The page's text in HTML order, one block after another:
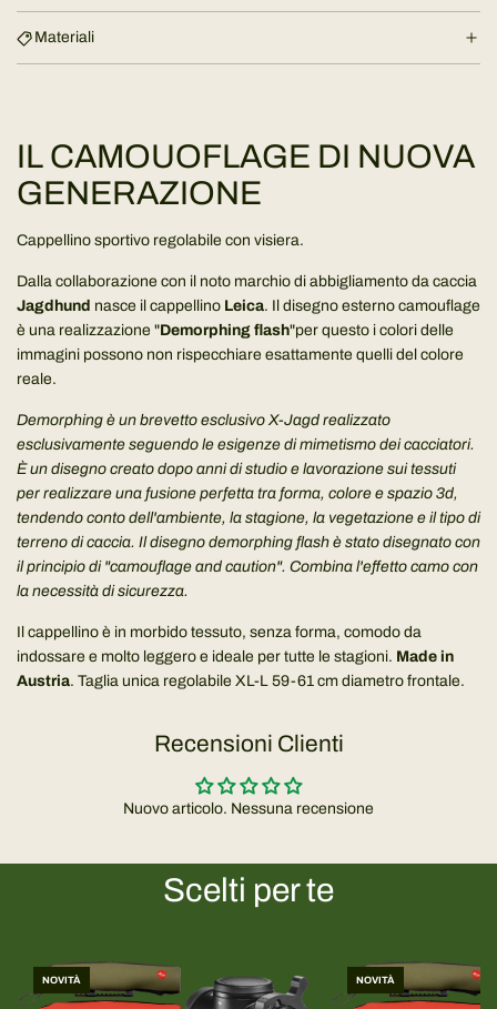
r
m
l
t
.
Materiali
IL CAMOUOFLAGE DI NUOVA
GENERAZIONE
Cappellino sportivo regolabile con visiera.
Dalla collaborazione con il noto marchio di abbigliamento da caccia
Jagdhund nasce il cappellino Leica. Il disegno esterno camouflage
è una realizzazione "Demorphing flash"per questo i colori delle
immagini possono non rispecchiare esattamente quelli del colore
reale.
Demorphing è un brevetto esclusivo X-Jagd realizzato
esclusivamente seguendo le esigenze di mimetismo dei cacciatori.
È un disegno creato dopo anni di studio e lavorazione sui tessuti
per realizzare una fusione perfetta tra forma, colore e spazio 3d,
tendendo conto dell'ambiente, la stagione, la vegetazione e il tipo di
terreno di caccia. Il disegno demorphing flash è stato disegnato con
il principio di "camouflage and caution". Combina l'effetto camo con
la necessità di sicurezza.
Il cappellino è in morbido tessuto, senza forma, comodo da
indossare e molto leggero e ideale per tutte le stagioni. Made in
Austria. Taglia unica regolabile XL-L 59-61 cm diametro frontale.
Recensioni Clienti
Nuovo articolo. Nessuna recensione
Scelti per te
NOVITÀ NOVITÀ